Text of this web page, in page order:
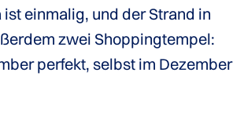
einmalig, und der Strand in
zwei Shoppingtempel:
perfekt, selbst im Dezember